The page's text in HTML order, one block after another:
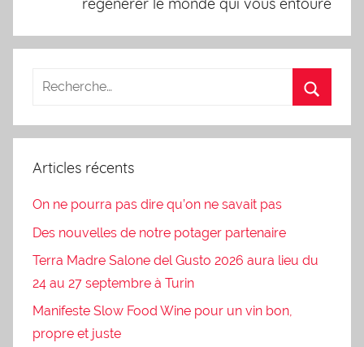
Articles récents
On ne pourra pas dire qu’on ne savait pas
Des nouvelles de notre potager partenaire
Terra Madre Salone del Gusto 2026 aura lieu du
24 au 27 septembre à Turin
Manifeste Slow Food Wine pour un vin bon,
propre et juste